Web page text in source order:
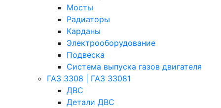
Мосты
Радиаторы
Карданы
Электрооборудование
Подвеска
Система выпуска газов двигателя
ГАЗ 3308 | ГАЗ 33081
ДВС
Детали ДВС